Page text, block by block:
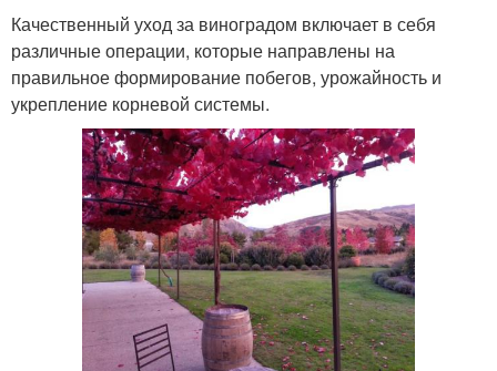
Качественный уход за виноградом включает в себя
различные операции, которые направлены на
правильное формирование побегов, урожайность и
укрепление корневой системы.